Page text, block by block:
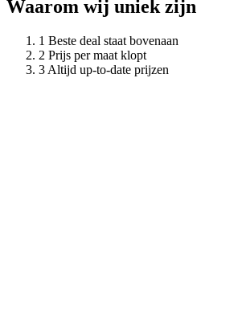
Waarom wij uniek zijn
Beste deal staat bovenaan
Prijs per maat klopt
Altijd up-to-date prijzen